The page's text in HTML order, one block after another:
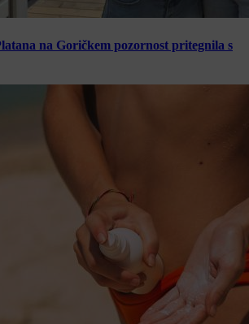
na Goričkem pozornost pritegnila s